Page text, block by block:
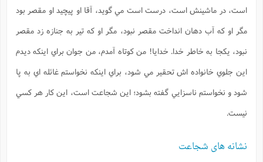
است، در ماشينش است، درست است مي گويد، آقا او پيچيد او مقصر بود
مگر او که آب دهان انداخت مقصر نبود، مگر او که تير به جنازه زد مقصر
نبود، يکجا به خاطر خدا. خدايا! من کوتاه آمدم، من جوان براي اينکه ديدم
اين جلوي خانواده اش تحقير مي شود، براي اينکه نخواستم غائله اي به پا
شود و نخواستم ناسزايي گفته بشود؛ اين شجاعت است، اين کار هر کسي
نيست.
نشانه های شجاعت